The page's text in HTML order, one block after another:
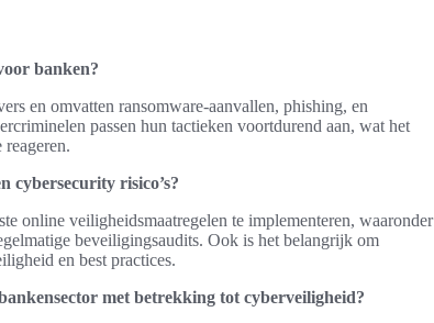
banken?
en omvatten ransomware-aanvallen, phishing, en
passen hun tactieken voortdurend aan, wat het
cybersecurity risico’s?
online veiligheidsmaatregelen te implementeren, waaronder
beveiligingsaudits. Ook is het belangrijk om
en best practices.
met betrekking tot cyberveiligheid?